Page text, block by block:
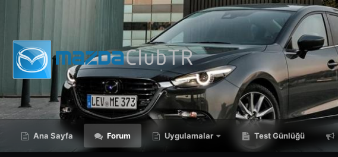
Ana Sayfa Forum Uygulamalar Test Günlüğü